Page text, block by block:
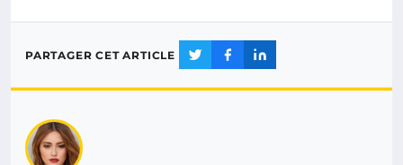
PARTAGER CET ARTICLE